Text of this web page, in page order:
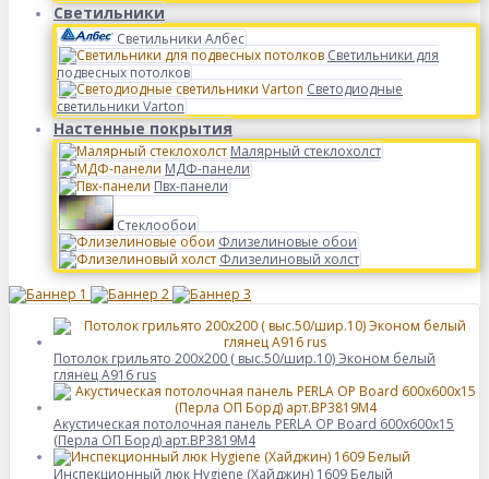
Светильники
Светильники Албес
Светильники для
подвесных потолков
Светодиодные
светильники Varton
Настенные покрытия
Малярный стеклохолст
МДФ-панели
Пвх-панели
Стеклообои
Флизелиновые обои
Флизелиновый холст
Потолок грильято 200х200 ( выс.50/шир.10) Эконом белый
глянец А916 rus
Акустическая потолочная панель PERLA OP Board 600x600x15
(Перла ОП Борд) арт.BP3819M4
Инспекционный люк Hygiene (Хайджин) 1609 Белый